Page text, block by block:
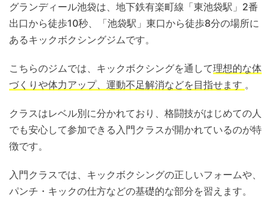
グランディール池袋は、地下鉄有楽町線「東池袋駅」2番
出口から徒歩10秒、「池袋駅」東口から徒歩8分の場所に
あるキックボクシングジムです。
こちらのジムでは、キックボクシングを通して理想的な体
づくりや体力アップ、運動不足解消などを目指せます 。
クラスはレベル別に分かれており、格闘技がはじめての人
でも安心して参加できる入門クラスが開かれているのが特
徴です。
入門クラスでは、キックボクシングの正しいフォームや、
パンチ・キックの仕方などの基礎的な部分を習えます。